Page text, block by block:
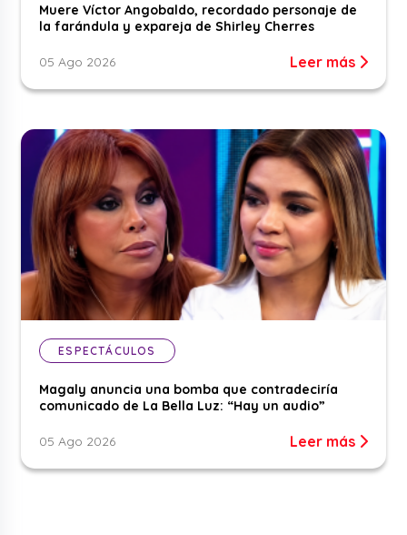
Muere Víctor Angobaldo, recordado personaje de
la farándula y expareja de Shirley Cherres
05 Ago 2026 Leer más
ESPECTÁCULOS
Magaly anuncia una bomba que contradeciría
comunicado de La Bella Luz: “Hay un audio”
05 Ago 2026 Leer más